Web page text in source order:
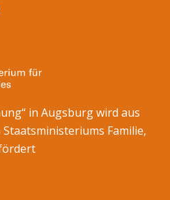
in Augsburg wird aus
Familie,